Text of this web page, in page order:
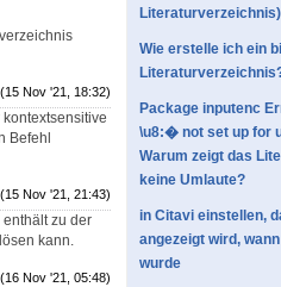
(15 Nov '21, 18:32)
Befehl
(15 Nov '21, 21:43)
zu der
kann.
(16 Nov '21, 05:48)
Wie erstelle ich ein
Package inputenc
\u8:� not set up for
Warum zeigt das
keine Umlaute?
in Citavi einstellen,
angezeigt wird,
wurde